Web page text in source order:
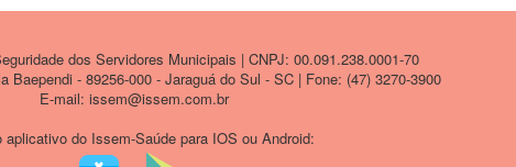
dos Servidores Municipais | CNPJ: 00.091.238.0001-70
Baependi - 89256-000 - Jaraguá do Sul - SC | Fone: (47) 3270-3900
E-mail: issem@issem.com.br
aplicativo do Issem-Saúde para IOS ou Android: